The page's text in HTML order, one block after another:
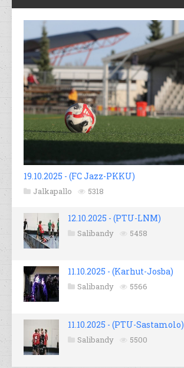
19.10.2025 - (FC Jazz-PKKU)
Jalkapallo 5318
12.10.2025 - (PTU-LNM)
Salibandy 5458
11.10.2025 - (Karhut-Josba)
Salibandy 5566
11.10.2025 - (PTU-Sastamolo)
Salibandy 5500